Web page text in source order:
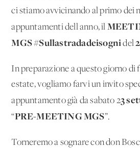
ci stiamo avvicinando al primo dei
appuntamenti dell'anno, il
MGS #Sullastradadeisognidel
In preparazione a questo giorno di
estate, vogliamo farvi un invito
appuntamento già da sabato 23
“PRE-MEETING MGS”.
Torneremo a sognare con don